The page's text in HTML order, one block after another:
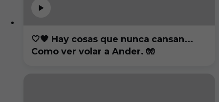
🤍🖤 Hay cosas que nunca cansan...
Como ver volar a Ander. 🧤